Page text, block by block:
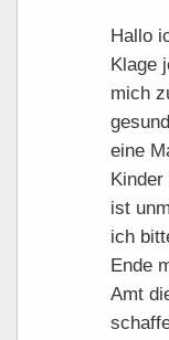
Hallo
Klage
mich
eine
ist
ich
Ende
Amt